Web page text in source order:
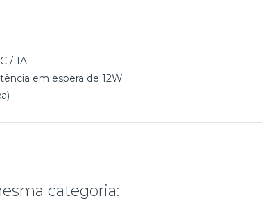
/ 1A
em espera de 12W
categoria: